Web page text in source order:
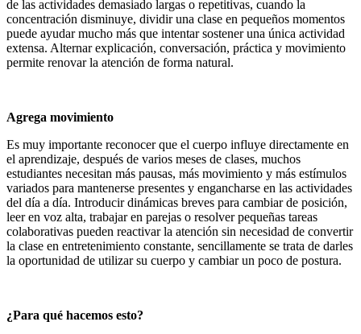
de las actividades demasiado largas o repetitivas, cuando la
concentración disminuye, dividir una clase en pequeños momentos
puede ayudar mucho más que intentar sostener una única actividad
extensa. Alternar explicación, conversación, práctica y movimiento
permite renovar la atención de forma natural.
Agrega movimiento
Es muy importante reconocer que el cuerpo influye directamente en
el aprendizaje, después de varios meses de clases, muchos
estudiantes necesitan más pausas, más movimiento y más estímulos
variados para mantenerse presentes y engancharse en las actividades
del día a día. Introducir dinámicas breves para cambiar de posición,
leer en voz alta, trabajar en parejas o resolver pequeñas tareas
colaborativas pueden reactivar la atención sin necesidad de convertir
la clase en entretenimiento constante, sencillamente se trata de darles
la oportunidad de utilizar su cuerpo y cambiar un poco de postura.
¿Para qué hacemos esto?